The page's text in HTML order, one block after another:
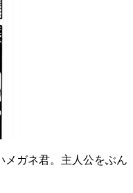
メガネ君。主人公をぶん